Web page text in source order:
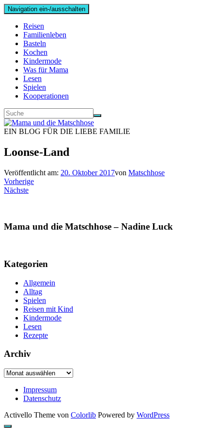
Navigation ein-/ausschalten
Reisen
Familienleben
Basteln
Kochen
Kindermode
Was für Mama
Lesen
Spielen
Kooperationen
EIN BLOG FÜR DIE LIEBE FAMILIE
Loonse-Land
Veröffentlicht am: 20. Oktober 2017von Matschhose
Vorherige
Nächste
Mama und die Matschhose – Nadine Luck
Kategorien
Allgemein
Alltag
Spielen
Reisen mit Kind
Kindermode
Lesen
Rezepte
Archiv
Archiv
Impressum
Datenschutz
Activello Theme von Colorlib Powered by WordPress